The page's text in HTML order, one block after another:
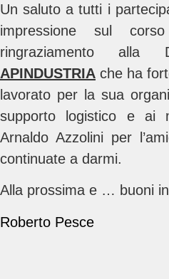
Un saluto a tutti i
impressione sul
ringraziamento alla
APINDUSTRIA che ha
lavorato per la sua
supporto logistico e ai
Arnaldo Azzolini per
continuate a darmi.
Alla prossima e … buoni
Roberto Pesce